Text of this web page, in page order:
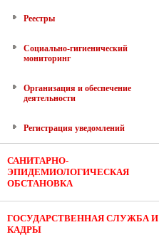
Реестры
Социально-гигиенический
мониторинг
Организация и обеспечение
деятельности
Регистрация уведомлений
САНИТАРНО-
ЭПИДЕМИОЛОГИЧЕСКАЯ
ОБСТАНОВКА
ГОСУДАРСТВЕННАЯ СЛУЖБА И
КАДРЫ